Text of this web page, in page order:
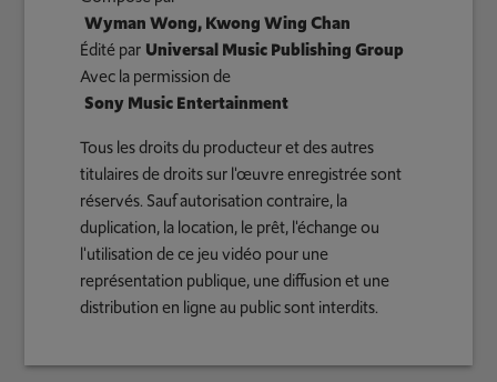
Wyman Wong, Kwong Wing Chan
Édité par Universal Music Publishing Group
Avec la permission de
Sony Music Entertainment
Tous les droits du producteur et des autres
titulaires de droits sur l'œuvre enregistrée sont
réservés. Sauf autorisation contraire, la
duplication, la location, le prêt, l'échange ou
l'utilisation de ce jeu vidéo pour une
représentation publique, une diffusion et une
distribution en ligne au public sont interdits.